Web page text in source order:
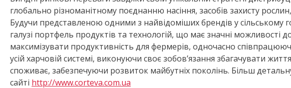
глобально різноманітному поєднанню насіння, засобів захисту
Будучи представленою одними з найвідоміших брендів у сільському
галузі портфель продуктів та технологій, що має значні можливості
максимізувати продуктивність для фермерів, одночасно
усій харчовій системі, виконуючи своє зобов’язання збагачувати
споживає, забезпечуючи розвиток майбутніх поколінь. Більш
сайті http://www.corteva.com.ua